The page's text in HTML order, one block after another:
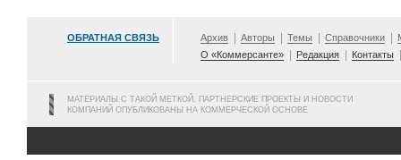
ОБРАТНАЯ СВЯЗЬ Архив Авторы Темы Справочники
О «Коммерсанте»
Редакция Контакты
МАТЕРИАЛЫ С ТАКОЙ МЕТКОЙ, ПАРТНЕРСКИЕ ПРОЕКТЫ И НОВОСТИ
КОМПАНИЙ ОПУБЛИКОВАНЫ НА КОММЕРЧЕСКОЙ ОСНОВЕ